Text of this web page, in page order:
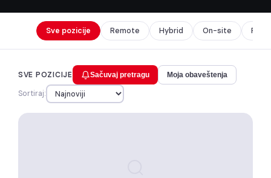
Sve pozicije Remote Hybrid On-site
SVE POZICIJE Sačuvaj pretragu Moja obaveštenja
Sortiraj: